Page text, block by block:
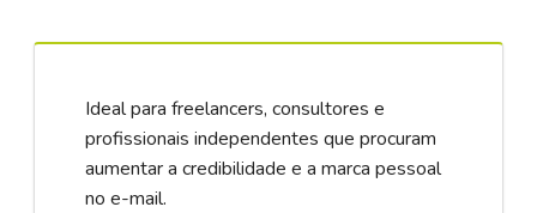
Ideal para freelancers, consultores e
profissionais independentes que procuram
aumentar a credibilidade e a marca pessoal
no e-mail.